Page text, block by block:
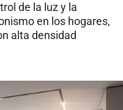
de la luz y la
en los hogares,
alta densidad